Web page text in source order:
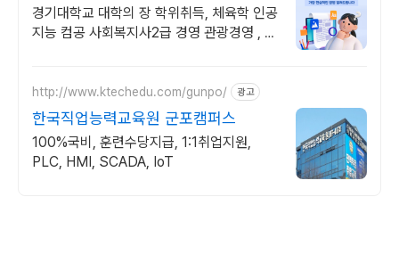
100%온라인수업
경기대학교 대학의 장 학위취득, 체육학 인공
지능 컴공 사회복지사2급 경영 관광경영 , 기
http://www.ktechedu.com/gunpo/ 광고
한국직업능력교육원 군포캠퍼스
100%국비, 훈련수당지급, 1:1취업지원,
PLC, HMI, SCADA, IoT